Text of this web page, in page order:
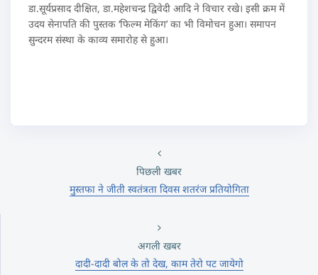
डा.सूर्यप्रसाद दीक्षित, डा.महेशचन्द्र द्विवेदी आदि ने विचार रखे। इसी क्रम में
उदय सेनापति की पुस्तक ‘फिल्म मेकिंग’ का भी विमोचन हुआ। समापन
सुन्दरम संस्था के काव्य समारोह से हुआ।
पिछली खबर
मुस्तफा ने जीती स्वतंत्रता दिवस शतरंज प्रतियोगिता
अगली खबर
दादी-दादी बोल के तो देख, काम तेरो पट जायेगो